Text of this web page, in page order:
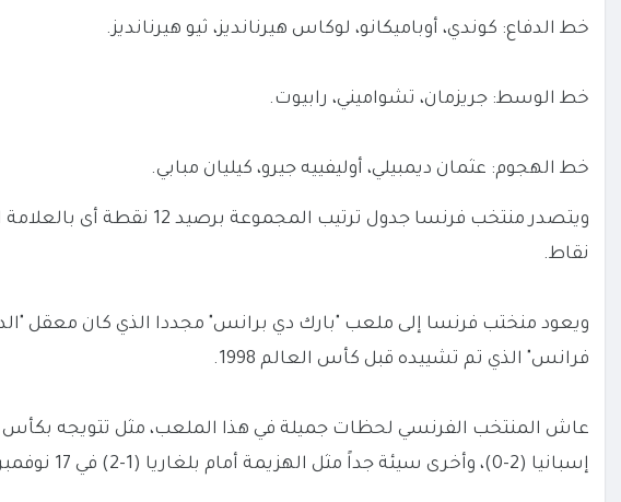
خط الدفاع: كوندي، أوباميكانو، لوكاس هيرنانديز، ثيو هيرنانديز.
خط الوسط: جريزمان، تشواميني، رابيوت.
خط الهجوم: عثمان ديمبيلي، أوليفييه جيرو، كيليان مبابي.
نقاط.
فرانس" الذي تم تشييده قبل كأس العالم 1998.
إسبانيا (2-0)، وأخرى سيئة جداً مثل الهزيمة أمام بلغاريا (1-2) في 17 نوفمبر 1993 ما حرمه من التأهل الى مونديال 1994.